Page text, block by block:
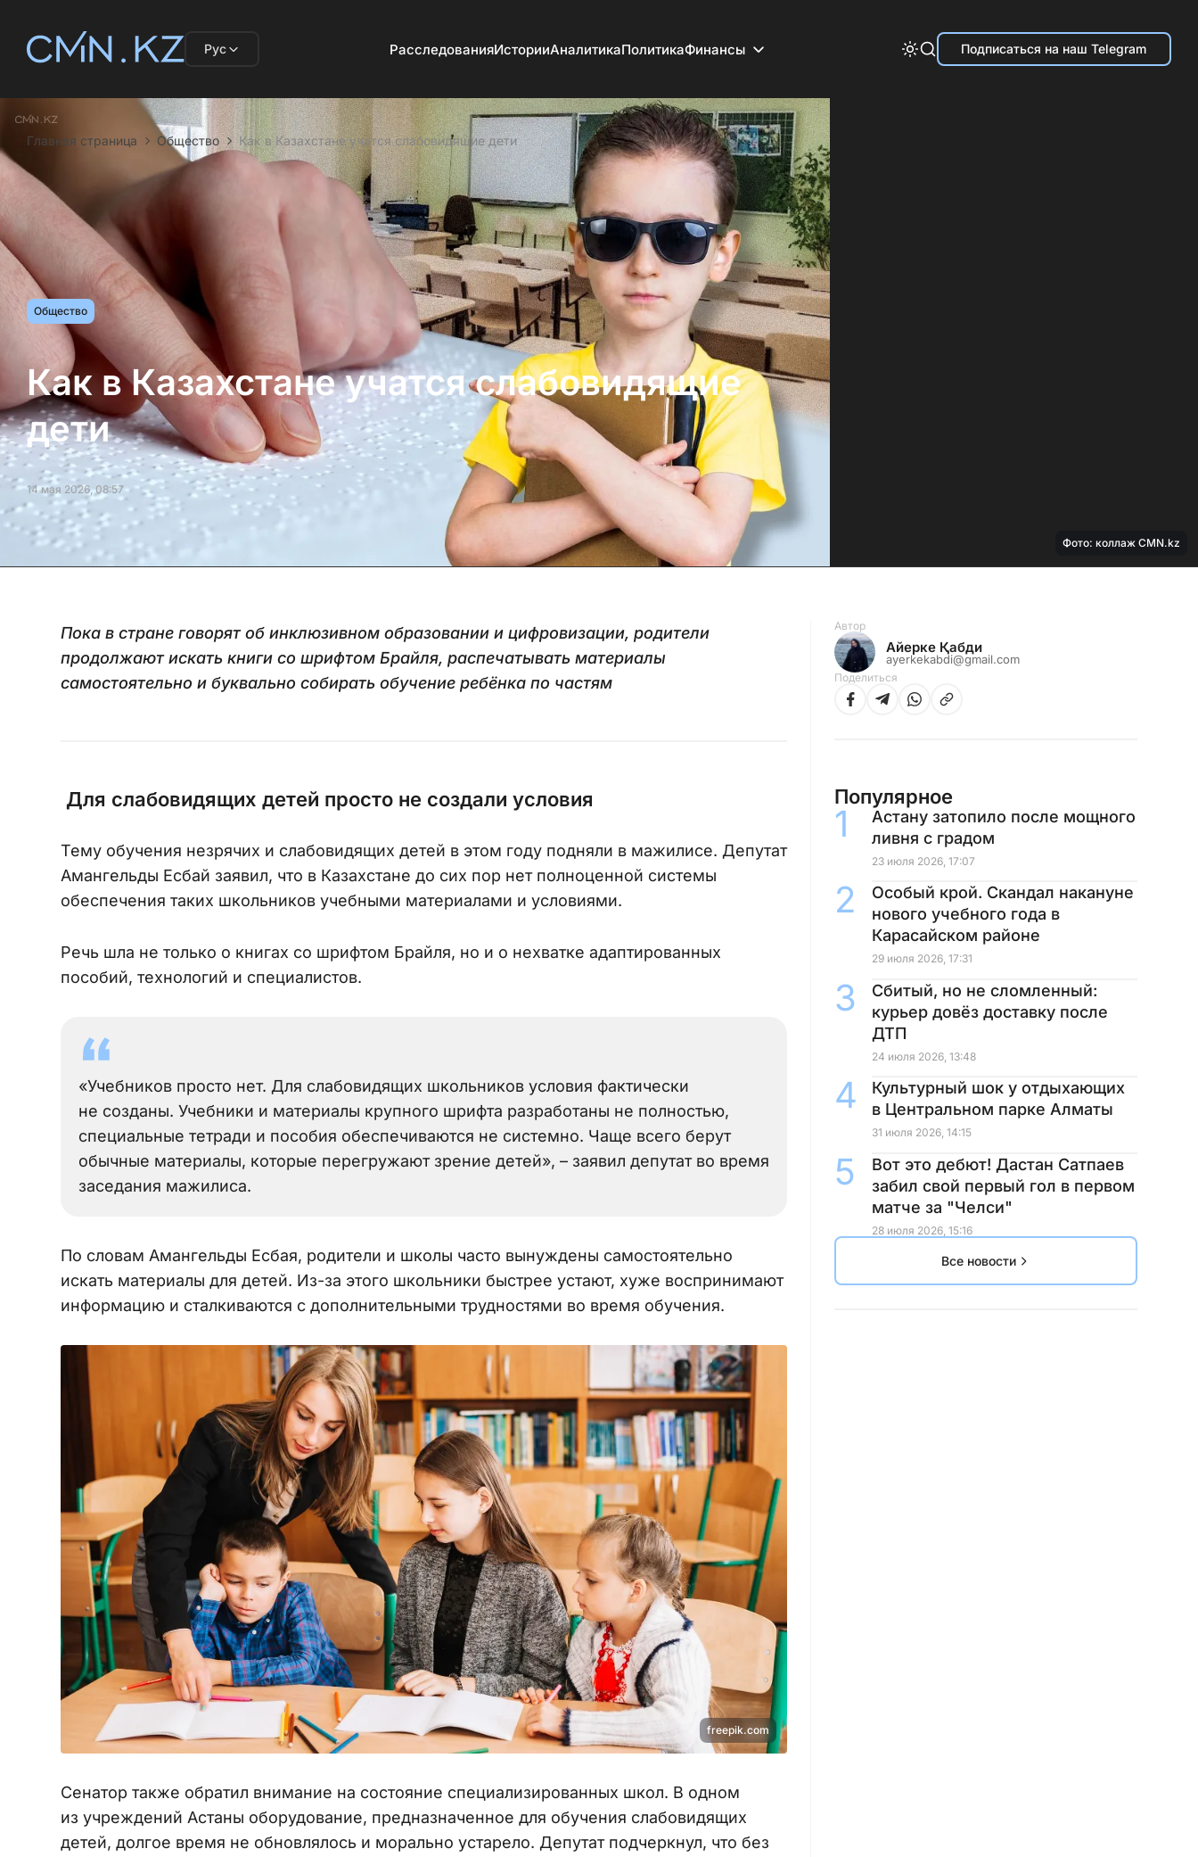
Рус РасследованияИсторииАналитикаПолитикаФинансы Подписаться на наш Telegram
Главная страница Общество Как в Казахстане учатся слабовидящие дети
Общество
Как в Казахстане учатся слабовидящие
дети
14 мая 2026, 08:57
Фото: коллаж CMN.kz
Пока в стране говорят об инклюзивном образовании и цифровизации, родители
продолжают искать книги со шрифтом Брайля, распечатывать материалы
самостоятельно и буквально собирать обучение ребёнка по частям
Для слабовидящих детей просто не создали условия
Тему обучения незрячих и слабовидящих детей в этом году подняли в мажилисе. Депутат
Амангельды Есбай заявил, что в Казахстане до сих пор нет полноценной системы
обеспечения таких школьников учебными материалами и условиями.
Речь шла не только о книгах со шрифтом Брайля, но и о нехватке адаптированных
пособий, технологий и специалистов.
«Учебников просто нет. Для слабовидящих школьников условия фактически
не созданы. Учебники и материалы крупного шрифта разработаны не полностью,
специальные тетради и пособия обеспечиваются не системно. Чаще всего берут
обычные материалы, которые перегружают зрение детей», – заявил депутат во время
заседания мажилиса.
По словам Амангельды Есбая, родители и школы часто вынуждены самостоятельно
искать материалы для детей. Из-за этого школьники быстрее устают, хуже воспринимают
информацию и сталкиваются с дополнительными трудностями во время обучения.
freepik.com
Сенатор также обратил внимание на состояние специализированных школ. В одном
из учреждений Астаны оборудование, предназначенное для обучения слабовидящих
детей, долгое время не обновлялось и морально устарело. Депутат подчеркнул, что без
Автор
Айерке Қабди
ayerkekabdi@gmail.com
Поделиться
Популярное
Астану затопило после мощного
ливня с градом
23 июля 2026, 17:07
Особый крой. Скандал накануне
нового учебного года в
Карасайском районе
29 июля 2026, 17:31
Сбитый, но не сломленный:
курьер довёз доставку после
ДТП
24 июля 2026, 13:48
Культурный шок у отдыхающих
в Центральном парке Алматы
31 июля 2026, 14:15
Вот это дебют! Дастан Сатпаев
забил свой первый гол в первом
матче за "Челси"
28 июля 2026, 15:16
Все новости